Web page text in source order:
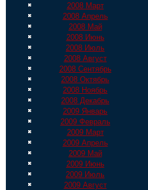
2008 Март
2008 Апрель
2008 Май
2008 Июнь
2008 Июль
2008 Август
2008 Сентябрь
2008 Октябрь
2008 Ноябрь
2008 Декабрь
2009 Январь
2009 Февраль
2009 Март
2009 Апрель
2009 Май
2009 Июнь
2009 Июль
2009 Август